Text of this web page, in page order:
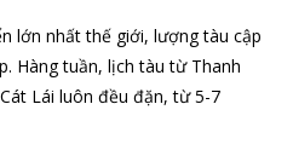
lớn nhất thế giới, lượng tàu cập
Hàng tuần, lịch tàu từ Thanh
Lái luôn đều đặn, từ 5-7